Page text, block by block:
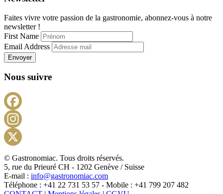
Faites vivre votre passion de la gastronomie, abonnez-vous à notre
newsletter !
First Name
Email Address
Envoyer
Nous suivre
X
© Gastronomiac. Tous droits réservés.
5, rue du Prieuré CH - 1202 Genève / Suisse
E-mail : info@gastronomiac.com
Téléphone : +41 22 731 53 57 - Mobile : +41 799 207 482